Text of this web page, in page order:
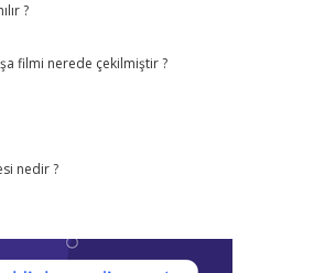
?
filmi nerede çekilmiştir ?
nedir ?